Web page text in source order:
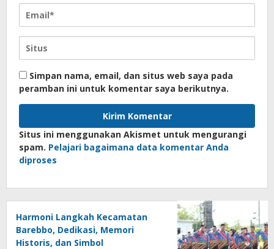
Simpan nama, email, dan situs web saya pada
peramban ini untuk komentar saya berikutnya.
Situs ini menggunakan Akismet untuk mengurangi
spam. Pelajari bagaimana data komentar Anda
diproses
Harmoni Langkah Kecamatan
Barebbo, Dedikasi, Memori
Historis, dan Simbol